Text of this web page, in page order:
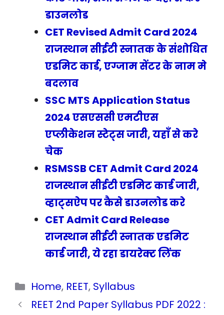
डाउनलोड
CET Revised Admit Card 2024
राजस्थान सीईटी स्नातक के संशोधित
एडमिट कार्ड, एग्जाम सेंटर के नाम मे
बदलाव
SSC MTS Application Status
2024 एसएससी एमटीएस
एप्लीकेशन स्टेट्स जारी, यहाँ से करे
चेक
RSMSSB CET Admit Card 2024
राजस्थान सीईटी एडमिट कार्ड जारी,
व्हाट्सऐप पर कैसे डाउनलोड करे
CET Admit Card Release
राजस्थान सीईटी स्नातक एडमिट
कार्ड जारी, ये रहा डायरेक्ट लिंक
Categories
Home, REET, Syllabus
REET 2nd Paper Syllabus PDF 2022 :